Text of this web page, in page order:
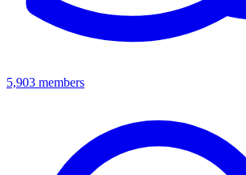
5,903 members